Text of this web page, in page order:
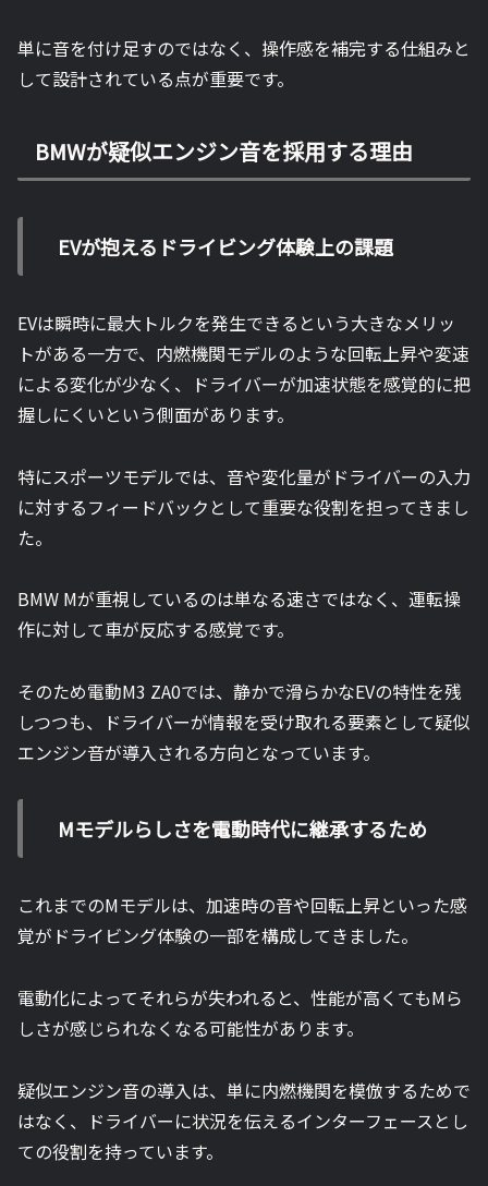
単に音を付け足すのではなく、操作感を補完する仕組みと
して設計されている点が重要です。
BMWが疑似エンジン音を採用する理由
EVが抱えるドライビング体験上の課題
EVは瞬時に最大トルクを発生できるという大きなメリッ
トがある一方で、内燃機関モデルのような回転上昇や変速
による変化が少なく、ドライバーが加速状態を感覚的に把
握しにくいという側面があります。
特にスポーツモデルでは、音や変化量がドライバーの入力
に対するフィードバックとして重要な役割を担ってきまし
た。
BMW Mが重視しているのは単なる速さではなく、運転操
作に対して車が反応する感覚です。
そのため電動M3 ZA0では、静かで滑らかなEVの特性を残
しつつも、ドライバーが情報を受け取れる要素として疑似
エンジン音が導入される方向となっています。
Mモデルらしさを電動時代に継承するため
これまでのMモデルは、加速時の音や回転上昇といった感
覚がドライビング体験の一部を構成してきました。
電動化によってそれらが失われると、性能が高くてもMら
しさが感じられなくなる可能性があります。
疑似エンジン音の導入は、単に内燃機関を模倣するためで
はなく、ドライバーに状況を伝えるインターフェースとし
ての役割を持っています。